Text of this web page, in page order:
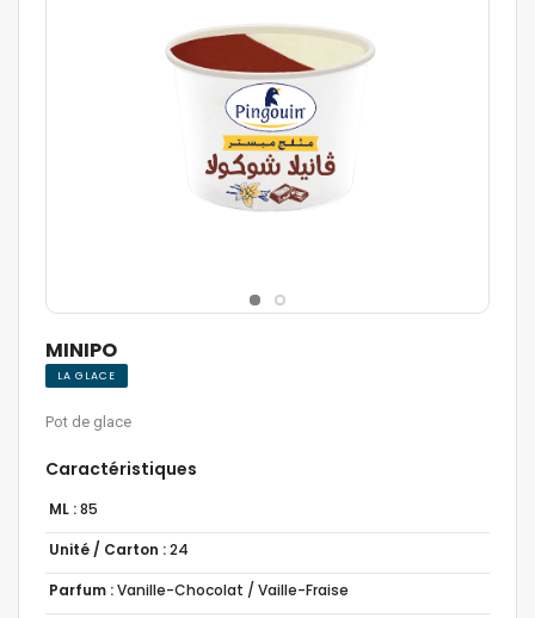
MINIPO
LA GLACE
Pot de glace
Caractéristiques
ML :85
Unité / Carton :24
Parfum :Vanille-Chocolat / Vaille-Fraise